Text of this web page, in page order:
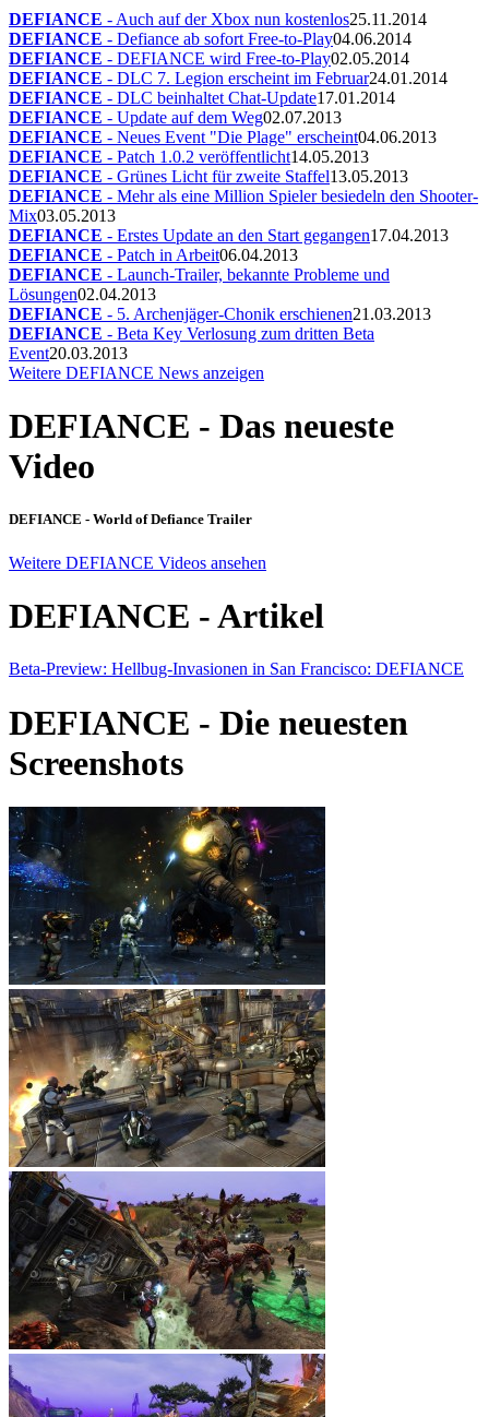
DEFIANCE - Auch auf der Xbox nun kostenlos25.11.2014
DEFIANCE - Defiance ab sofort Free-to-Play04.06.2014
DEFIANCE - DEFIANCE wird Free-to-Play02.05.2014
DEFIANCE - DLC 7. Legion erscheint im Februar24.01.2014
DEFIANCE - DLC beinhaltet Chat-Update17.01.2014
DEFIANCE - Update auf dem Weg02.07.2013
DEFIANCE - Neues Event "Die Plage" erscheint04.06.2013
DEFIANCE - Patch 1.0.2 veröffentlicht14.05.2013
DEFIANCE - Grünes Licht für zweite Staffel13.05.2013
DEFIANCE - Mehr als eine Million Spieler besiedeln den Shooter-
Mix03.05.2013
DEFIANCE - Erstes Update an den Start gegangen17.04.2013
DEFIANCE - Patch in Arbeit06.04.2013
DEFIANCE - Launch-Trailer, bekannte Probleme und
Lösungen02.04.2013
DEFIANCE - 5. Archenjäger-Chonik erschienen21.03.2013
DEFIANCE - Beta Key Verlosung zum dritten Beta
Event20.03.2013
Weitere DEFIANCE News anzeigen
DEFIANCE - Das neueste
Video
DEFIANCE - World of Defiance Trailer
Weitere DEFIANCE Videos ansehen
DEFIANCE - Artikel
Beta-Preview: Hellbug-Invasionen in San Francisco: DEFIANCE
DEFIANCE - Die neuesten
Screenshots